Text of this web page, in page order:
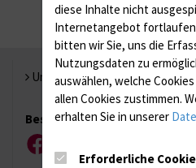
Universität Rostock
Besuchen Sie uns
FacebookInstagramYouTubeLinkedInXing
diese Inhalte nicht
Internetangebot
bitten wir Sie, uns die
Nutzungsdaten zu
auswählen, welche
allen Cookies zustimmen.
erhalten Sie in unserer
Erforderliche